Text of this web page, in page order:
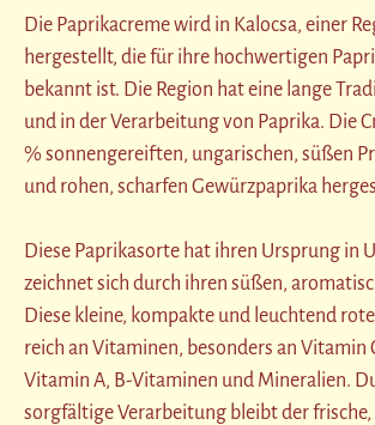
Die Paprikacreme wird in Kalocsa, einer
hergestellt, die für ihre hochwertigen
bekannt ist. Die Region hat eine lange
und in der Verarbeitung von Paprika. Die
% sonnengereiften, ungarischen, süßen
und rohen, scharfen Gewürzpaprika
Diese Paprikasorte hat ihren Ursprung in
zeichnet sich durch ihren süßen,
Diese kleine, kompakte und leuchtend
reich an Vitaminen, besonders an Vitamin
Vitamin A, B-Vitaminen und Mineralien.
sorgfältige Verarbeitung bleibt der